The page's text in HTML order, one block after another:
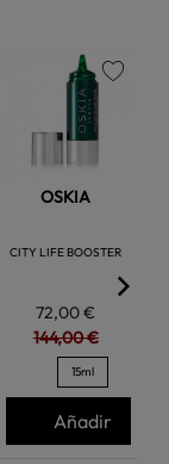
OSKIA
CITY LIFE BOOSTER
72,00 €
144,00 €
15ml
Añadir